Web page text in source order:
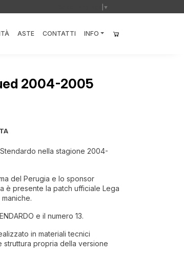
▼
ASTE CONTATTI INFO
2004-2005
nella stagione 2004-
del Perugia e lo sponsor
è presente la patch ufficiale Lega
e il numero 13.
in materiali tecnici
struttura propria della versione